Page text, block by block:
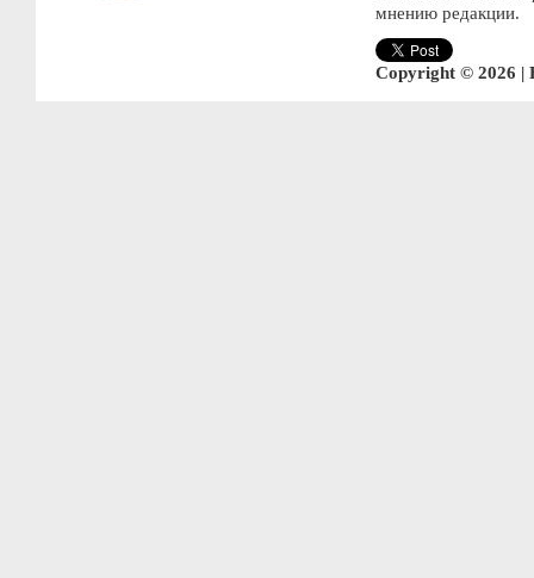
мнению редакции.
Copyright © 2026